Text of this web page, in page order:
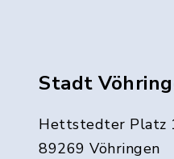
Stadt
Hettstedter Platz
89269 Vöhringen